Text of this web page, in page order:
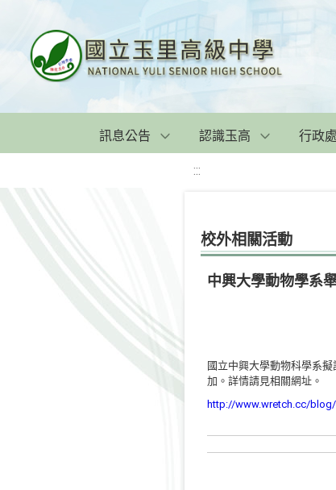
訊息公告 認識玉高 行政
:::
校外相關活動
中興大學動物學系
國立中興大學動物科學系
加。詳情請見相關網址。
http://www.wretch.cc/